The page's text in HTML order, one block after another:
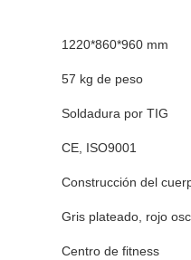
1220*860*960 mm
57 kg de peso
Soldadura por TIG
CE, ISO9001
Construcción del
Gris plateado, rojo
Centro de fitness